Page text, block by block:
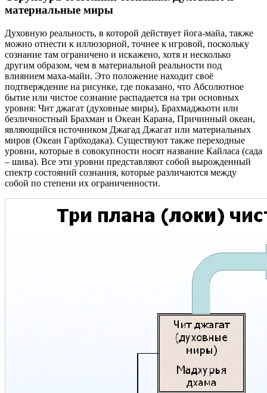
материальные миры
Духовную реальность, в которой действует йога-майа, также
можно отнести к иллюзорной, точнее к игровой, поскольку
сознание там ограничено и искажено, хотя и несколько
другим образом, чем в материальной реальности под
влиянием маха-майи. Это положение находит своё
подтверждение на рисунке, где показано, что Абсолютное
бытие или чистое сознание распадается на три основных
уровня: Чит джагат (духовные миры), Брахмаджьоти или
безличностный Брахман и Океан Карана, Причинный океан,
являющийся источником Джагад Джагат или материальных
миров (Океан Гарбходака). Существуют также переходные
уровни, которые в совокупности носят название Кайласа (сада
– шива). Все эти уровни представляют собой вырожденный
спектр состояний сознания, которые различаются между
собой по степени их ограниченности.